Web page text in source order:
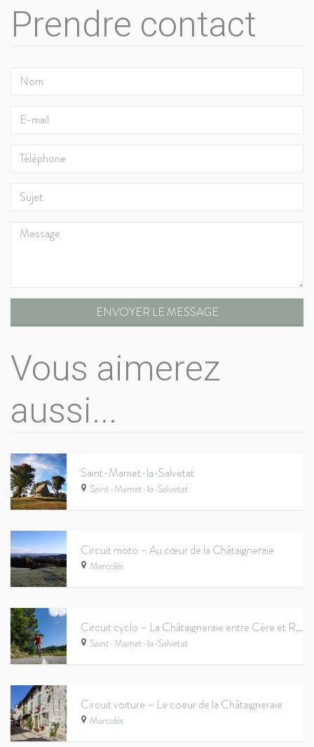
Prendre contact
ENVOYER LE MESSAGE
Vous aimerez
aussi...
Saint-Mamet-la-Salvetat
Saint-Mamet-la-Salvetat
Circuit moto – Au cœur de la Châtaigneraie
Marcolès
Circuit cyclo – La Châtaigneraie entre Cère et Rance
Saint-Mamet-la-Salvetat
Circuit voiture – Le coeur de la Châtaigneraie
Marcolès